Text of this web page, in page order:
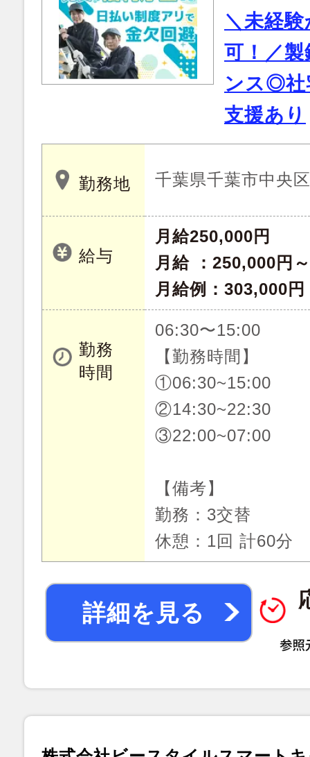
＼未経
可！／
ンス◎社
支援あり
勤務地 千葉県千葉市中央区
給与
月給250,000円
月給 ：250,000円～
月給例：303,000
勤務
時間
06:30〜15:00
【勤務時間】
①06:30~15:00
②14:30~22:30
③22:00~07:00
【備考】
勤務：3交替
休憩：1回 計60分
詳細を見る